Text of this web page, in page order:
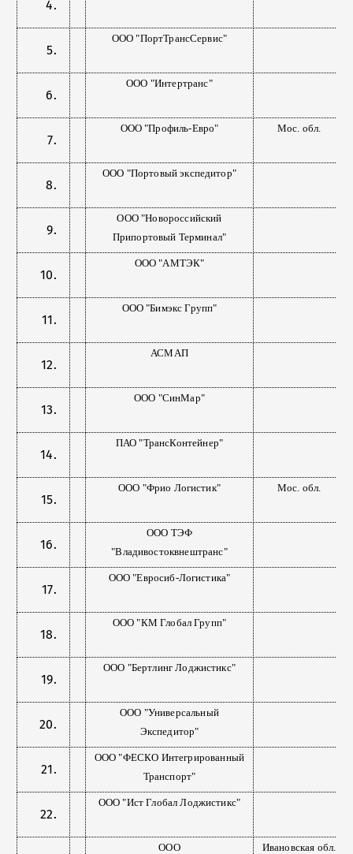
ООО "ПортТрансСервис"
ООО "Интертранс"
ООО "Профиль-Евро" Мос. обл.
ООО "Портовый экспедитор"
ООО "Новороссийский
Припортовый Терминал"
ООО "АМТЭК"
ООО "Бимэкс Групп"
АСМАП
ООО "СинМар"
ПАО "ТрансКонтейнер"
ООО "Фрио Логистик" Мос. обл.
ООО ТЭФ
"Владивостоквнештранс"
ООО "Евросиб-Логистика"
ООО "КМ Глобал Групп"
ООО "Бертлинг Лоджистикс"
ООО "Универсальный
Экспедитор"
ООО "ФЕСКО Интегрированный
Транспорт"
ООО "Ист Глобал Лоджистикс"
ООО
Ивановская обл.